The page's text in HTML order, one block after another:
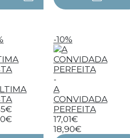
-10%
-
A
CONVIDADA
PERFEITA
17,01€
18,90€